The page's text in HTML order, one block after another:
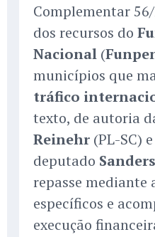
Complementar
dos recursos do
Nacional (
municípios que
tráfico
texto, de autoria
Reinehr (PL-SC)
deputado
repasse mediante
específicos e
execução